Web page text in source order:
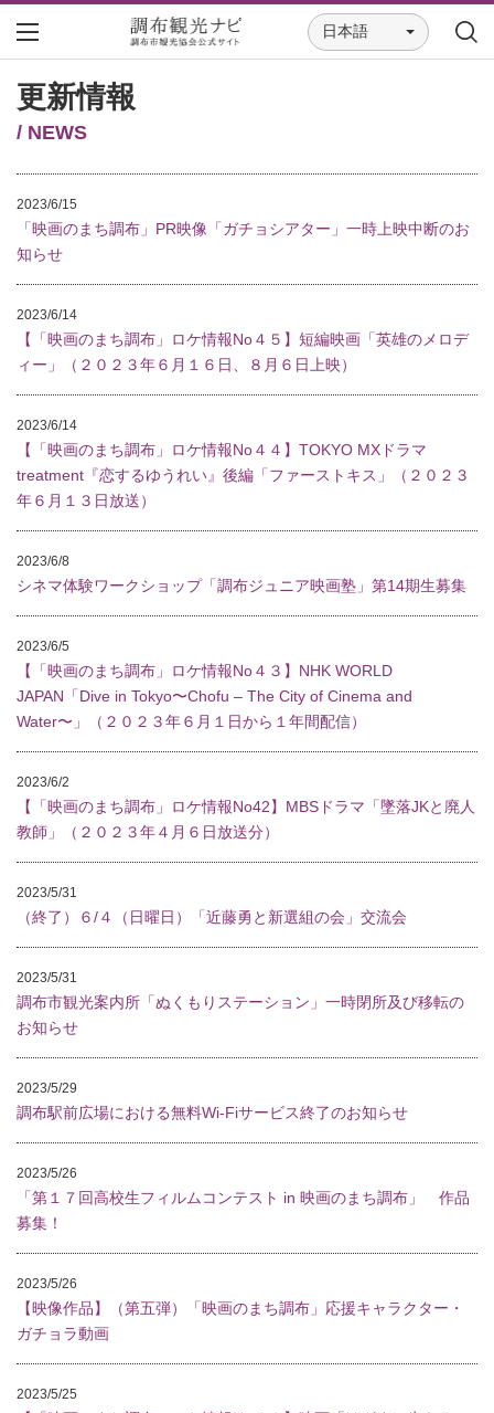
日本語
更新情報
/ NEWS
2023/6/15
「映画のまち調布」PR映像「ガチョシアター」一時上映中断のお
知らせ
2023/6/14
【「映画のまち調布」ロケ情報No４５】短編映画「英雄のメロデ
ィー」（２０２３年６月１６日、８月６日上映）
2023/6/14
【「映画のまち調布」ロケ情報No４４】TOKYO MXドラマ
treatment『恋するゆうれい』後編「ファーストキス」（２０２３
年６月１３日放送）
2023/6/8
シネマ体験ワークショップ「調布ジュニア映画塾」第14期生募集
2023/6/5
【「映画のまち調布」ロケ情報No４３】NHK WORLD
JAPAN「Dive in Tokyo〜Chofu – The City of Cinema and
Water〜」（２０２３年６月１日から１年間配信）
2023/6/2
【「映画のまち調布」ロケ情報No42】MBSドラマ「墜落JKと廃人
教師」（２０２３年４月６日放送分）
2023/5/31
（終了）６/４（日曜日）「近藤勇と新選組の会」交流会
2023/5/31
調布市観光案内所「ぬくもりステーション」一時閉所及び移転の
お知らせ
2023/5/29
調布駅前広場における無料Wi-Fiサービス終了のお知らせ
2023/5/26
「第１７回高校生フィルムコンテスト in 映画のまち調布」 作品
募集！
2023/5/26
【映像作品】（第五弾）「映画のまち調布」応援キャラクター・
ガチョラ動画
2023/5/25